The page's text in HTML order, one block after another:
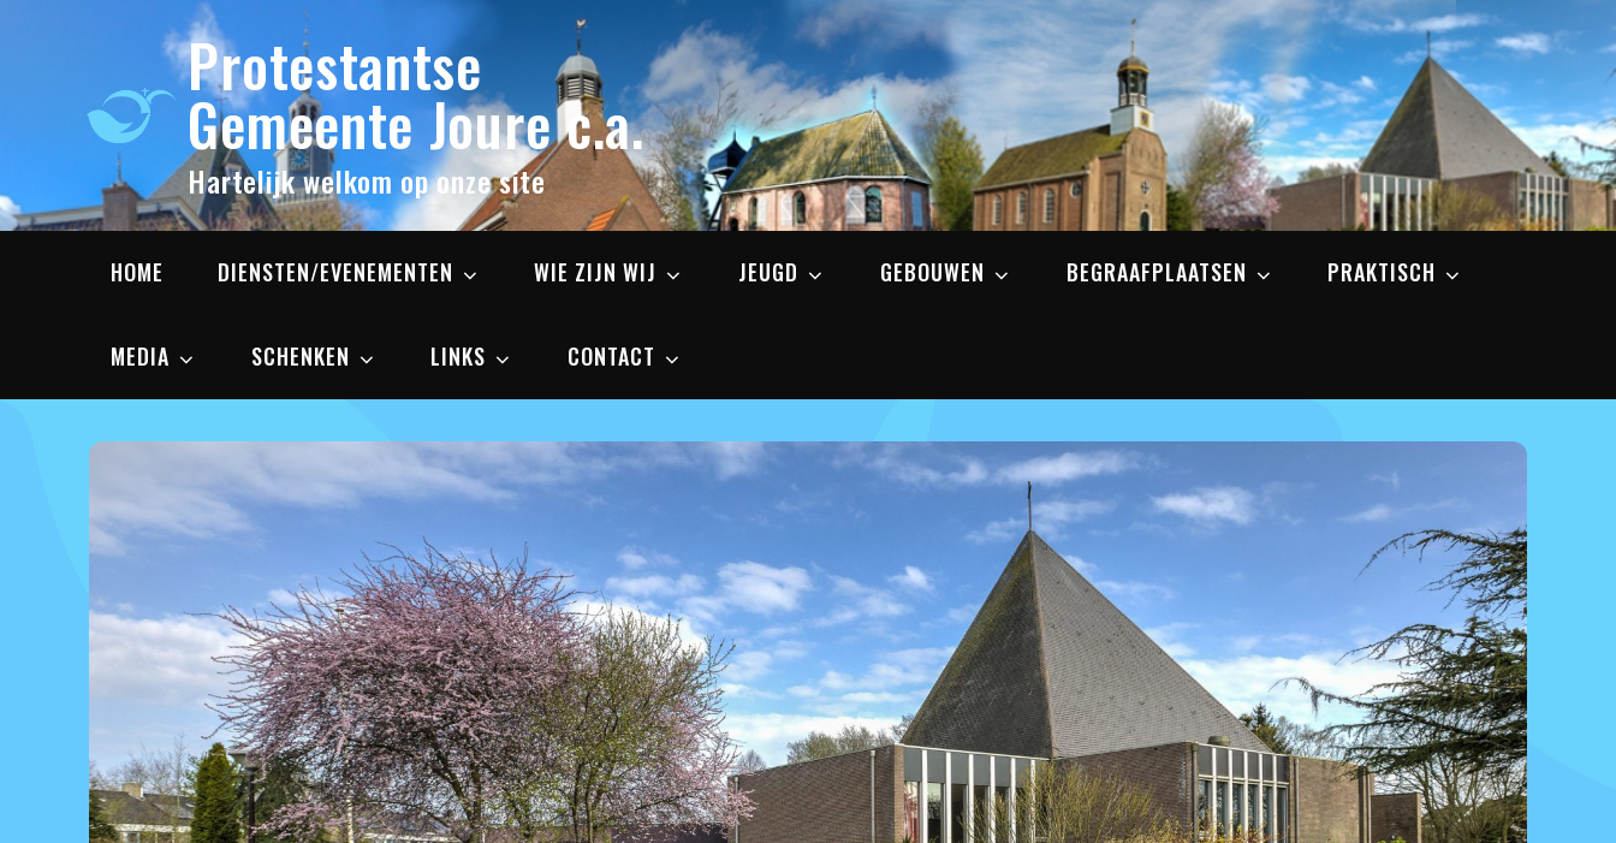
Protestantse
Gemeente Joure c.a.
Hartelijk welkom op onze site
HOME DIENSTEN/EVENEMENTEN WIE ZIJN WIJ JEUGD GEBOUWEN BEGRAAFPLAATSEN PRAKTISCH
MEDIA SCHENKEN LINKS CONTACT